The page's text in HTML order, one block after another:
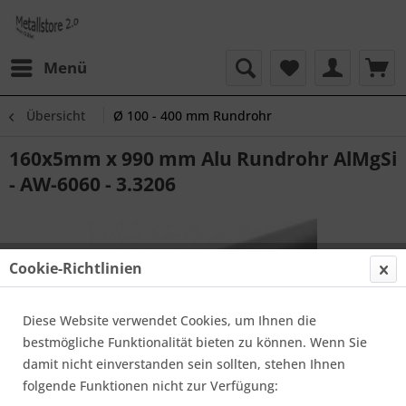
Menü
Übersicht Ø 100 - 400 mm Rundrohr
160x5mm x 990 mm Alu Rundrohr AlMgSi
- AW-6060 - 3.3206
Cookie-Richtlinien
Diese Website verwendet Cookies, um Ihnen die
bestmögliche Funktionalität bieten zu können. Wenn Sie
damit nicht einverstanden sein sollten, stehen Ihnen
folgende Funktionen nicht zur Verfügung: